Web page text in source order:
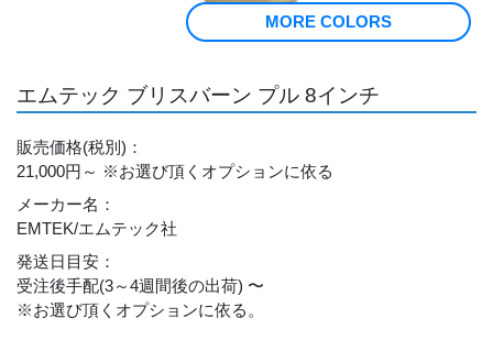
MORE COLORS
エムテック ブリスバーン プル 8インチ
販売価格(税別) ：
21,000円～ ※お選び頂くオプションに依る
メーカー名 ：
EMTEK/エムテック社
発送日目安 ：
受注後手配(3～4週間後の出荷) 〜
※お選び頂くオプションに依る。